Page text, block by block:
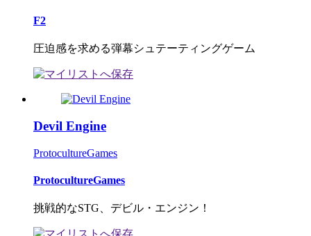
F2
圧迫感を求める弾幕シュテーティングゲーム
Devil Engine
ProtocultureGames
ProtocultureGames
挑戦的なSTG、デビル・エンジン！